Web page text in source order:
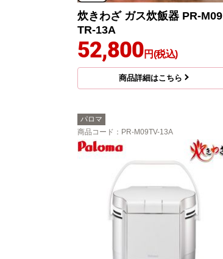
炊きわざ ガス炊飯器 PR-M09
TR-13A
52,800円(税込)
商品詳細はこちら
パロマ
商品コード ：PR-M09TV-13A